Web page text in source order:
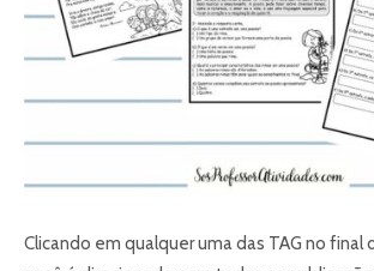
Clicando em qualquer uma das TAG no final